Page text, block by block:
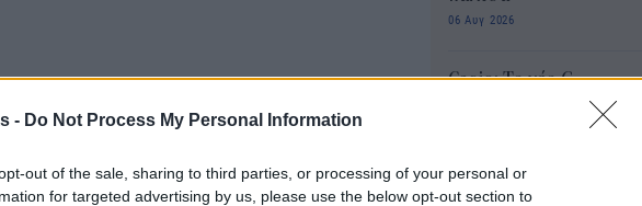
- Do Not Process My Personal Information
out of the sale, sharing to third parties, or processing of your personal or
for targeted advertising by us, please use the below opt-out section to
06 Αυγ 2026
Casio: Το νέο G-
SHOCK Pokémon για
06 Αυγ 2026